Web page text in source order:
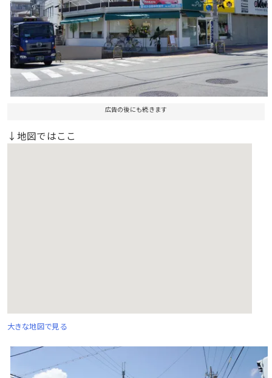
広告の後にも続きます
↓地図ではここ
大きな地図で見る